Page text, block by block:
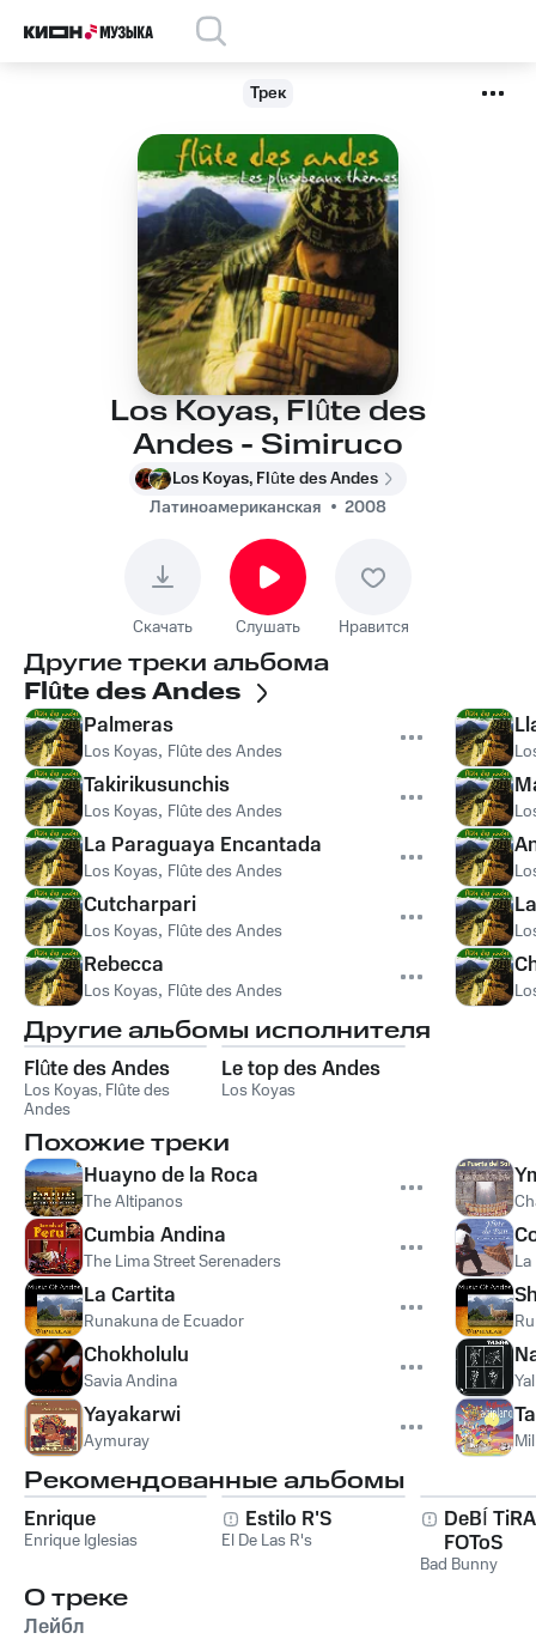
Трек
Los Koyas, Flûte des
Andes - Simiruco
Los Koyas, Flûte des Andes
Латиноамериканская
2008
Скачать Слушать Нравится
Другие треки альбома
Flûte des Andes
Palmeras
Los Koyas, Flûte des Andes
Takirikusunchis
Los Koyas, Flûte des Andes
La Paraguaya Encantada
Los Koyas, Flûte des Andes
Cutcharpari
Los Koyas, Flûte des Andes
Rebecca
Los Koyas, Flûte des Andes
Другие альбомы исполнителя
Flûte des Andes
Los Koyas, Flûte des
Andes
Le top des Andes
Los Koyas
Похожие треки
Huayno de la Roca
The Altipanos
Cumbia Andina
The Lima Street Serenaders
La Cartita
Runakuna de Ecuador
Chokholulu
Savia Andina
Yayakarwi
Aymuray
Рекомендованные альбомы
Enrique
Enrique Iglesias
Estilo R'S
El De Las R's
DeBÍ
FOToS
Bad Bunny
О треке
Лейбл